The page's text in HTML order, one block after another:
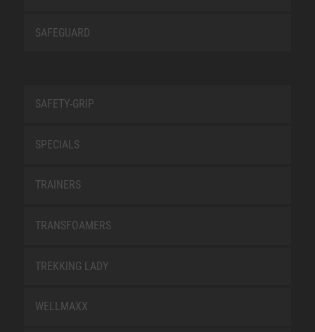
SAFEGUARD
SAFETY-GRIP
SPECIALS
TRAINERS
TRANSFOAMERS
TREKKING LADY
WELLMAXX